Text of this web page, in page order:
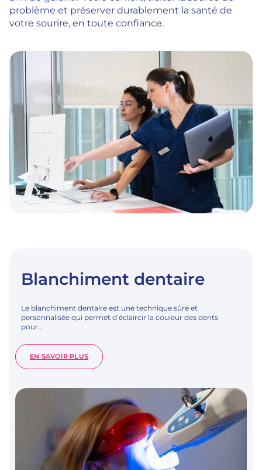
problème et préserver durablement la santé de
votre sourire, en toute confiance.
Blanchiment dentaire
Le blanchiment dentaire est une technique sûre et
personnalisée qui permet d’éclaircir la couleur des dents
pour…
EN SAVOIR PLUS:
BLANCHIMENT